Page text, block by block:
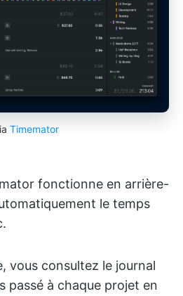
Timemator
fonctionne en arrière-
le temps
vous consultez le journal
passé à chaque projet en